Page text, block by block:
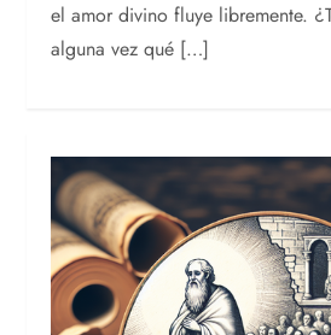
el amor divino fluye libremente.
alguna vez qué […]